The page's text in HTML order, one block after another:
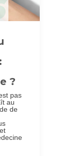
?
pas
au
de